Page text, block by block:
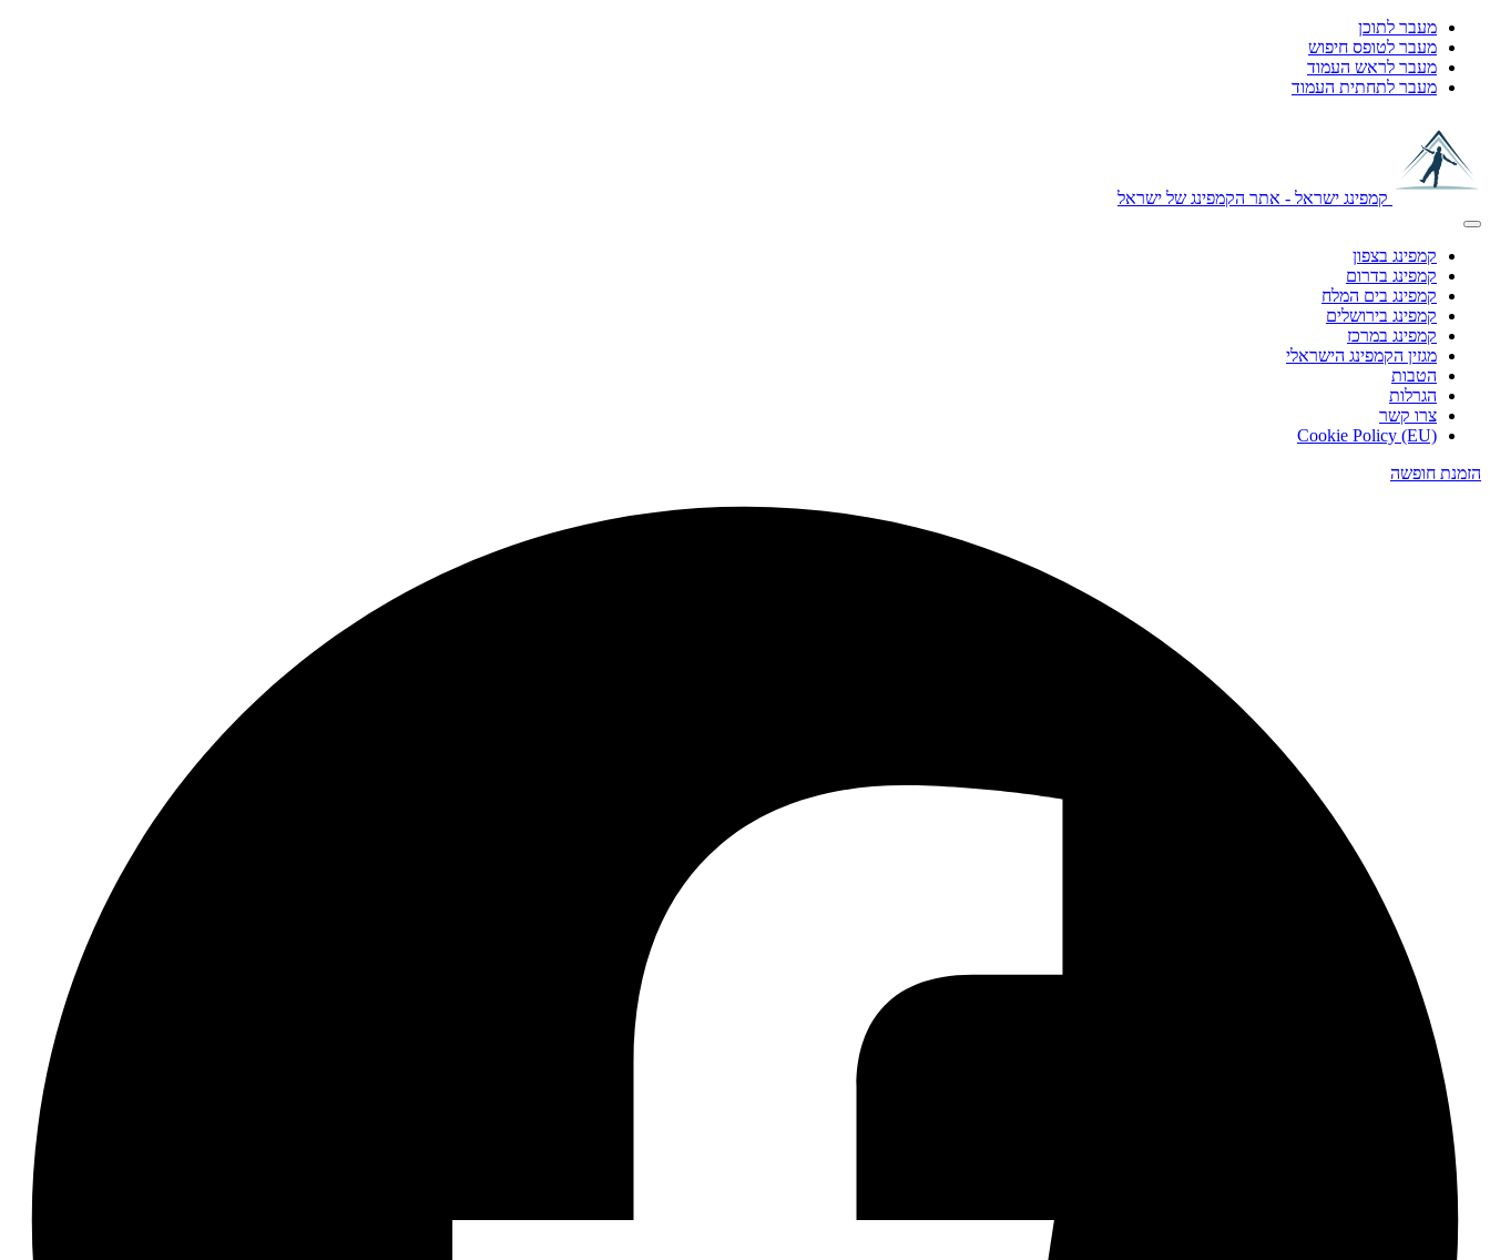
מעבר לתוכן
מעבר לטופס חיפוש
מעבר לראש העמוד
מעבר לתחתית העמוד
קמפינג ישראל - אתר הקמפינג של ישראל
קמפינג בצפון
קמפינג בדרום
קמפינג בים המלח
קמפינג בירושלים
קמפינג במרכז
מגזין הקמפינג הישראלי
הטבות
הגרלות
צרו קשר
Cookie Policy (EU)
הזמנת חופשה